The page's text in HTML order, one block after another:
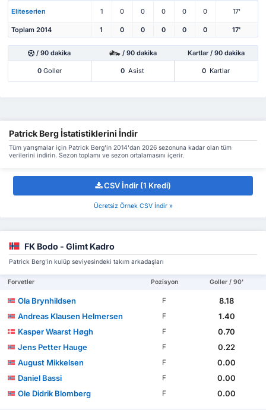
Eliteserien 1 0 0 0 0 0 17'
Toplam 2014 1 0 0 0 0 0 17'
/ 90 dakika / 90 dakika Kartlar / 90 dakika
0Goller 0 Asist 0 Kartlar
Patrick Berg İstatistiklerini İndir
Tüm yarışmalar için Patrick Berg'in 2014'dan 2026 sezonuna kadar olan tüm
verilerini indirin. Sezon toplamı ve sezon ortalamasını içerir.
CSV İndir (1 Kredi)
Ücretsiz Örnek CSV İndir »
FK Bodo - Glimt Kadro
Patrick Berg'in kulüp seviyesindeki takım arkadaşları
Forvetler Pozisyon Goller / 90'
Ola Brynhildsen F
8.18
Andreas Klausen Helmersen
F
1.40
Kasper Waarst Høgh
F
0.70
Jens Petter Hauge
F
0.22
August Mikkelsen
F
0.00
Daniel Bassi
F
0.00
Ole Didrik Blomberg
F 0.00